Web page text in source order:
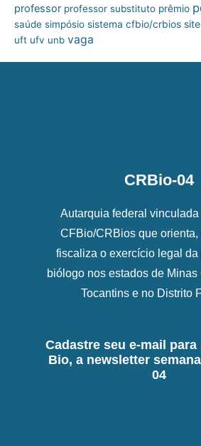
professor professor substituto prêmio
saúde simpósio sistema cfbio/crbios site
uft ufv unb vaga
CRBio-04
Autarquia federal
CFBio/CRBios que
fiscaliza o exercício legal da
biólogo nos estados de Minas
Tocantins e no Distrito
Cadastre seu e-mail para
Bio, a newsletter
04